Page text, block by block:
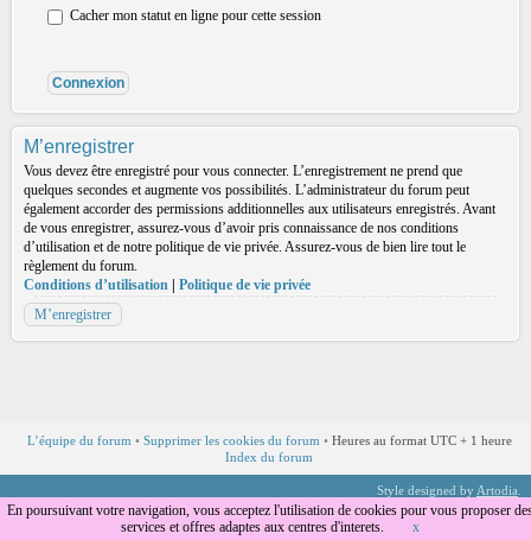
Cacher mon statut en ligne pour cette session
M’enregistrer
Vous devez être enregistré pour vous connecter. L’enregistrement ne prend que
quelques secondes et augmente vos possibilités. L’administrateur du forum peut
également accorder des permissions additionnelles aux utilisateurs enregistrés. Avant
de vous enregistrer, assurez-vous d’avoir pris connaissance de nos conditions
d’utilisation et de notre politique de vie privée. Assurez-vous de bien lire tout le
règlement du forum.
Conditions d’utilisation
Politique de vie privée
M’enregistrer
L’équipe du forum • Supprimer les cookies du forum • Heures au format UTC + 1 heure
Index du forum
Traduction par phpBB-fr.com
Style designed by Artodia
En poursuivant votre navigation, vous acceptez l'utilisation de cookies pour vous proposer
services et offres adaptes aux centres d'interets.
x